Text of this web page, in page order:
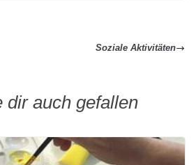
Soziale Aktivitäten
dir auch gefallen